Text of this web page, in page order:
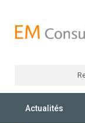
Actualités